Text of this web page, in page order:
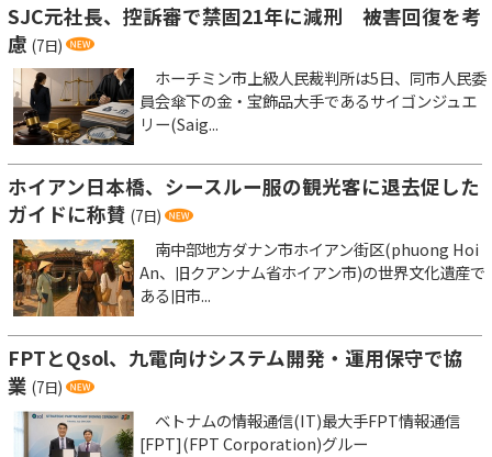
SJC元社長、控訴審で禁固21年に減刑 被害回復を考
慮 (7日)
ホーチミン市上級人民裁判所は5日、同市人民委
員会傘下の金・宝飾品大手であるサイゴンジュエ
リー(Saig...
ホイアン日本橋、シースルー服の観光客に退去促した
ガイドに称賛 (7日)
南中部地方ダナン市ホイアン街区(phuong Hoi
An、旧クアンナム省ホイアン市)の世界文化遺産で
ある旧市...
FPTとQsol、九電向けシステム開発・運用保守で協
業 (7日)
ベトナムの情報通信(IT)最大手FPT情報通信
[FPT](FPT Corporation)グルー